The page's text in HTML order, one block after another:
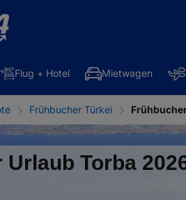
Flug + Hotel Mietwagen
Frühbucher Türkei
Urlaub Torba